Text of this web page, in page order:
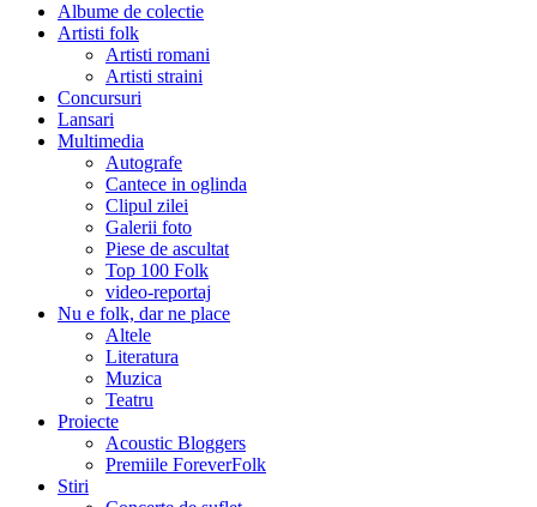
Albume de colectie
Artisti folk
Artisti romani
Artisti straini
Concursuri
Lansari
Multimedia
Autografe
Cantece in oglinda
Clipul zilei
Galerii foto
Piese de ascultat
Top 100 Folk
video-reportaj
Nu e folk, dar ne place
Altele
Literatura
Muzica
Teatru
Proiecte
Acoustic Bloggers
Premiile ForeverFolk
Stiri